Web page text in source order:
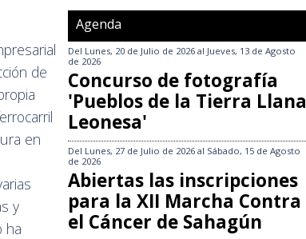
de
en
y
ha
Agenda
Del Lunes, 20 de Julio de 2026 al Jueves, 13 de Agosto
de 2026
Concurso de fotografía
'Pueblos de la Tierra Llana
Leonesa'
Del Lunes, 27 de Julio de 2026 al Sábado, 15 de Agosto
de 2026
Abiertas las inscripciones
para la XII Marcha Contra
el Cáncer de Sahagún